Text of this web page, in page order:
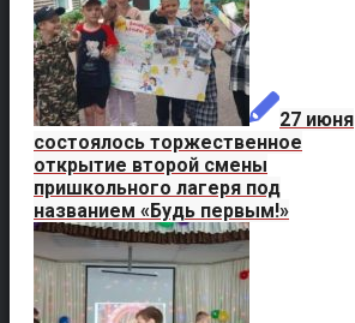
27 июня
состоялось торжественное
открытие второй смены
пришкольного лагеря под
названием «Будь первым!»